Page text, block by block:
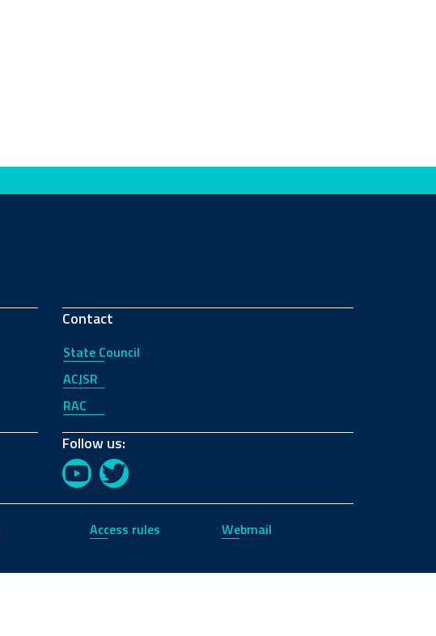
Contact
State Council
ACJSR
RAC
Follow us:
YouTubeTwitter
Access rules Webmail